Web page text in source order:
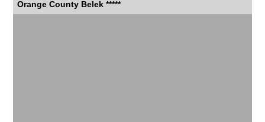
Orange County Belek *****